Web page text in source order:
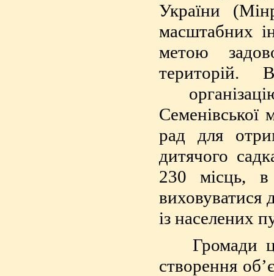
України
масштабних
метою
територій.
Семенівської
рад для
дитячого
230 місць, в
виховуватися
із населених
Громади
створення